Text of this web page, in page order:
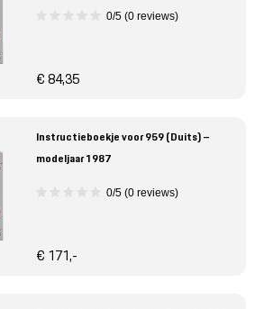
0/5 (0 reviews)
€ 84,35
Instructieboekje voor 959 (Duits) –
modeljaar 1987
0/5 (0 reviews)
€ 171,-